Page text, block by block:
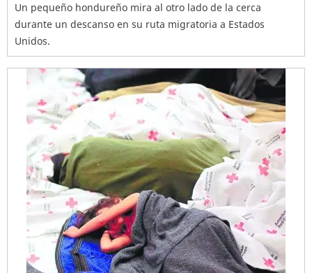
Un pequeño hondureño mira al otro lado de la cerca
durante un descanso en su ruta migratoria a Estados
Unidos.